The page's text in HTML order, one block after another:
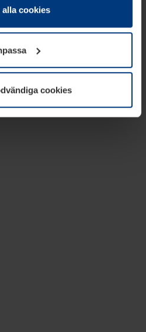
av den här webbplatsen.
helst ändra eller återkalla i
Dataskyddsförklaring
alla cookies
cookies